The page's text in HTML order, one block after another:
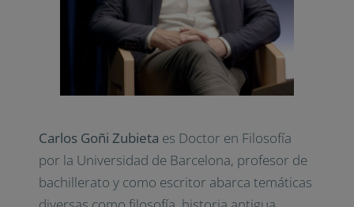
Carlos Goñi Zubieta es Doctor en Filosofía
por la Universidad de Barcelona, profesor de
bachillerato y como escritor abarca temáticas